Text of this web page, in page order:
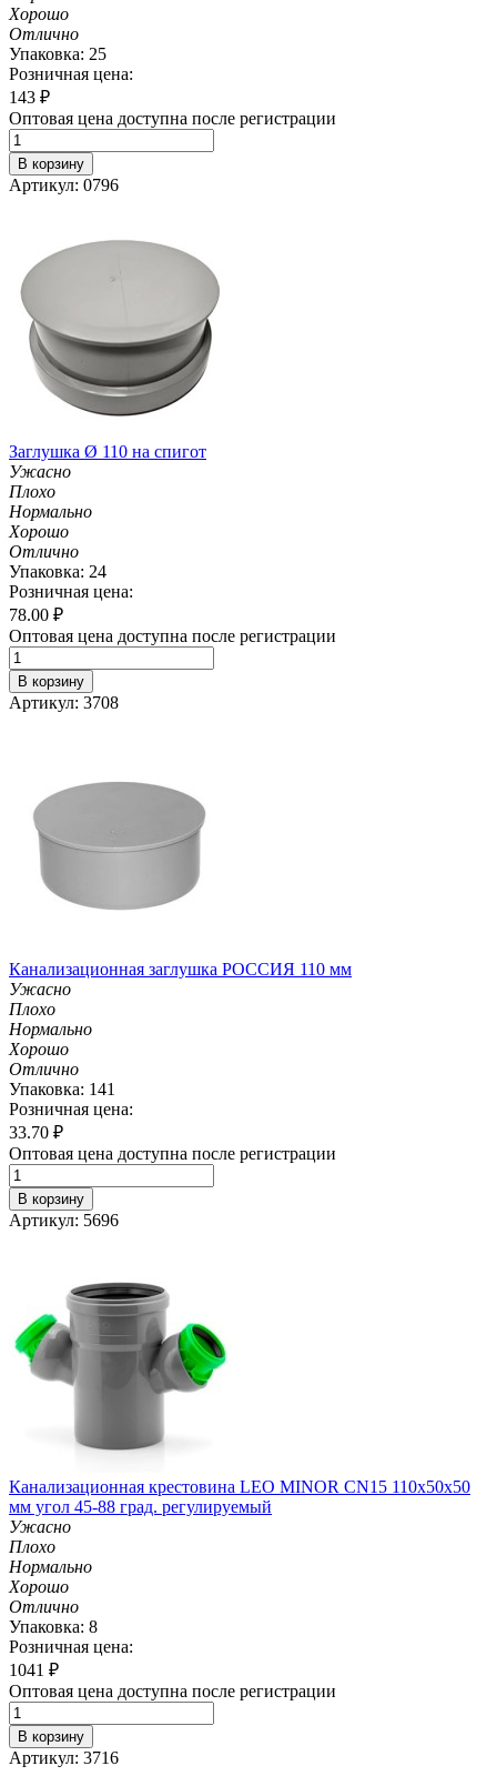
Хорошо
Отлично
Упаковка: 25
Розничная цена:
143 ₽
Оптовая цена доступна после регистрации
В корзину
Артикул: 0796
Заглушка Ø 110 на спигот
Ужасно
Плохо
Нормально
Хорошо
Отлично
Упаковка: 24
Розничная цена:
78.00 ₽
Оптовая цена доступна после регистрации
В корзину
Артикул: 3708
Канализационная заглушка РОССИЯ 110 мм
Ужасно
Плохо
Нормально
Хорошо
Отлично
Упаковка: 141
Розничная цена:
33.70 ₽
Оптовая цена доступна после регистрации
В корзину
Артикул: 5696
Канализационная крестовина LEO MINOR CN15 110х50х50
мм угол 45-88 град. регулируемый
Ужасно
Плохо
Нормально
Хорошо
Отлично
Упаковка: 8
Розничная цена:
1041 ₽
Оптовая цена доступна после регистрации
В корзину
Артикул: 3716